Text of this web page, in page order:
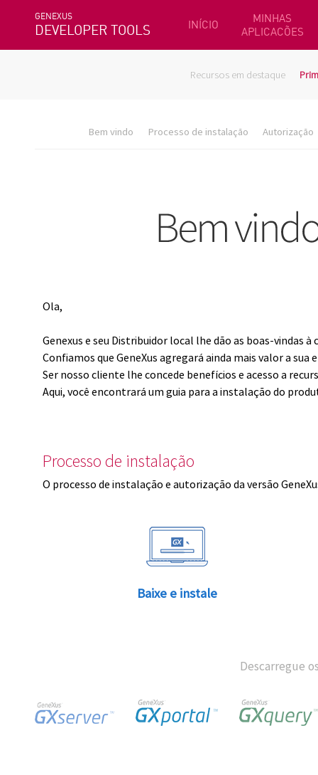
GENEXUS
DEVELOPER TOOLS INÍCIO
MINHAS
APLICACÕES
Recursos em destaque
Bem vindo Processo de instalação Autorização
Ola,
Genexus e seu Distribuidor local lhe dão as boas-vindas à
Confiamos que GeneXus agregará ainda mais valor a
Ser nosso cliente lhe concede benefícios e acesso a
Aqui, você encontrará um guia para a instalação do
Processo de instalação
O processo de instalação e autorização da versão
Baixe e instale
Descarregue